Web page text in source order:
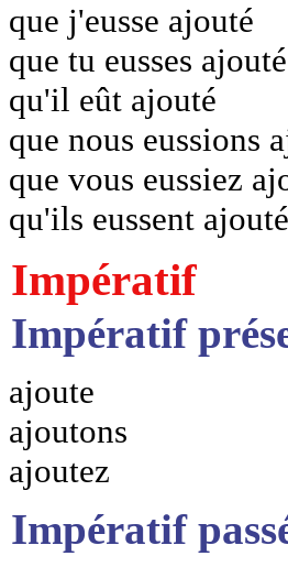
que j'eusse ajouté
que tu eusses ajouté
qu'il eût ajouté
que nous eussions
que vous eussiez
qu'ils eussent ajouté
Impératif
Impératif
ajoute
ajoutons
ajoutez
Impératif